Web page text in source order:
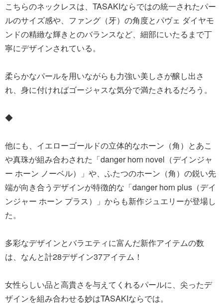
こちらのネックレスは、TASAKIならではの統一されたパー
ルのサイズ感や、ファング（牙）の角度とパヴェ ダイヤモ
ンドの精緻な輝きとのバランスなど、細部にいたるまで丁
寧にデザインされている。
柔らかなパールを用いながらも力強い美しさが醸し出さ
れ、身に付ければゴージャスな気分で満たされるだろう。
◆
他にも、イエローゴールドの立体的なホーン（角）とあこ
や真珠が組み合わされた「danger horn novel（デインジャ
ー ホーン ノーベル）」や、ふたつのホーン（角）の鋭い先
端が向き合うデザインが特徴的な「danger horn plus（デイ
ンジャー ホーン プラス）」からも新作ジュエリーが登場し
た。
多彩なデザインとバラエティに富んだ新作アイテムの数
は、なんと計28デザイン37アイテム！
女性らしい品と高貴さを与えてくれるパールに、尖ったデ
ザインを組み合わせる妙はTASAKIならでは。